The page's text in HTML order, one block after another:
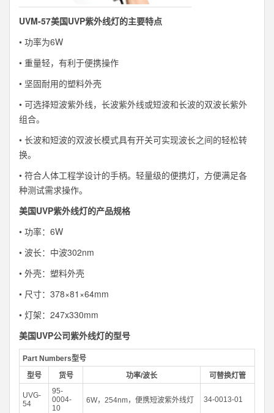
UVM-57美国UVP紫外线灯的主要特点
• 功率为6W
• 重量轻，有利于便携操作
• 坚固耐用的塑料外壳
• 可选择短波紫外线，长波紫外线或短波和长波的双波长紫外
组合。
• 长波和短波的双波长模式具有开关可实现波长之间的轻松转
换。
• 符合人体工程学设计的手柄。轻量级的便携灯，方便满足各
种测试需求操作。
美国UVP紫外线灯的产品规格
• 功率：6W
• 波长：中波302nm
• 外壳：塑料外壳
• 尺寸：378×81×64mm
• 灯架：247x330mm
美国UVP公司紫外线灯的型号
Part Numbers型号
型号
货号 功率/波长 可替换灯管
UVG-
54
95-
0004-
10
6W，254nm，便携短波紫外线灯 34-0013-01